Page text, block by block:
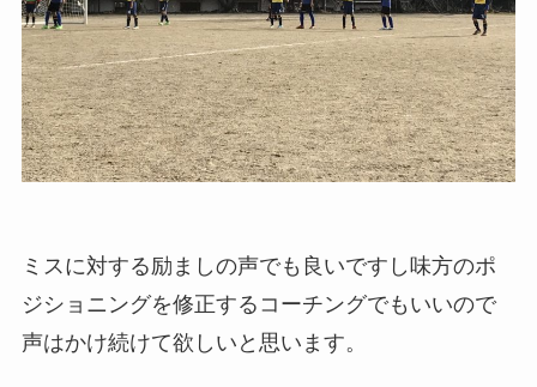
ミスに対する励ましの声でも良いですし味方のポ
ジショニングを修正するコーチングでもいいので
声はかけ続けて欲しいと思います。